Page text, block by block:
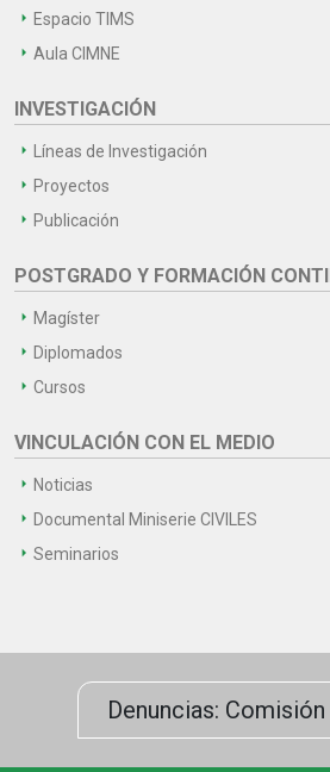
Espacio TIMS
Aula CIMNE
INVESTIGACIÓN
Líneas de Investigación
Proyectos
Publicación
POSTGRADO Y FORMACIÓN
Magíster
Diplomados
Cursos
VINCULACIÓN CON EL MEDIO
Noticias
Documental Miniserie CIVILES
Seminarios
Denuncias: